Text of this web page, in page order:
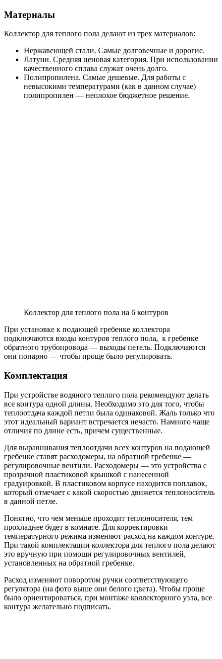
Материалы
Коллектор для теплого пола делают из трех материалов:
Нержавеющей стали. Самые долговечные и дорогие.
Латуни. Средняя ценовая категория. При использовании
качественного сплава служат очень долго.
Полипропилена. Самые дешевые. Для работы с
невысокими температурами (как в данном случае)
полипропилен — неплохое бюджетное решение.
Коллектор для теплого пола на 6 контуров
При установке к подающей гребенке коллектора
подключаются входы контуров теплого пола, к гребенке
обратного трубопровода — выходы петель. Подключаются
они попарно — чтобы проще было регулировать.
Комплектация
При устройстве водяного теплого пола рекомендуют делать
все контура одной длины. Необходимо это для того, чтобы
теплоотдача каждой петли была одинаковой. Жаль только что
этот идеальный вариант встречается нечасто. Намного чаще
отличия по длине есть, причем существенные.
Для выравнивания теплоотдачи всех контуров на подающей
гребенке ставят расходомеры, на обратной гребенке —
регулировочные вентили. Расходомеры — это устройства с
прозрачной пластиковой крышкой с нанесенной
градуировкой. В пластиковом корпусе находится поплавок,
который отмечает с какой скоростью движется теплоноситель
в данной петле.
Понятно, что чем меньше проходит теплоносителя, тем
прохладнее будет в комнате. Для корректировки
температурного режима изменяют расход на каждом контуре.
При такой комплектации коллектора для теплого пола делают
это вручную при помощи регулировочных вентилей,
установленных на обратной гребенке.
Расход изменяют поворотом ручки соответствующего
регулятора (на фото выше они белого цвета). Чтобы проще
было ориентироваться, при монтаже коллекторного узла, все
контура желательно подписать.